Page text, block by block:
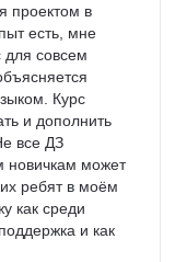
проектом в
есть, мне
для совсем
Курс
и дополнить
все ДЗ
новичкам может
ребят в моём
как среди
и как